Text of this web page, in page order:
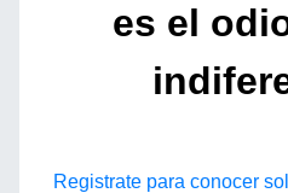
es el
Registrate para conocer